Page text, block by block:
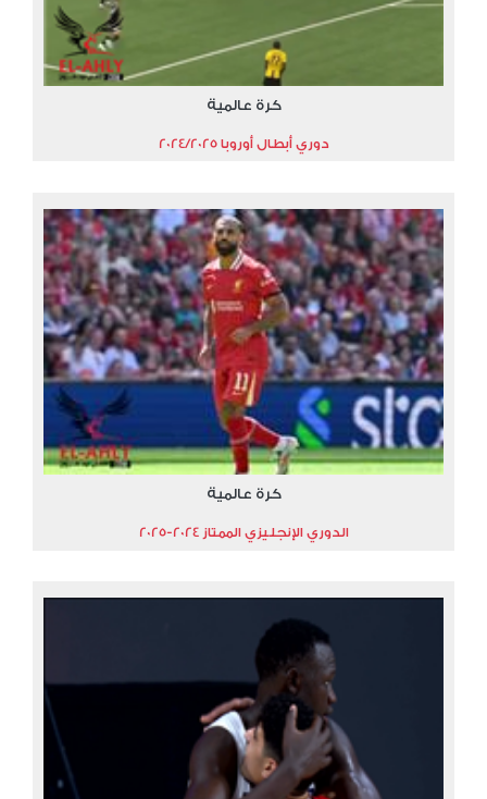
كرة عالمية
دوري أبطال أوروبا 2024/2025
كرة عالمية
الدوري الإنجليزي الممتاز 2024-2025